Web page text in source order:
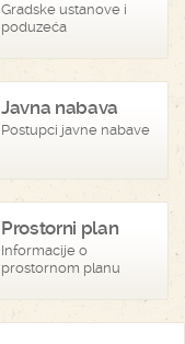
Gradske ustanove i
poduzeća
Javna nabava
Postupci javne nabave
Prostorni plan
Informacije o
prostornom planu